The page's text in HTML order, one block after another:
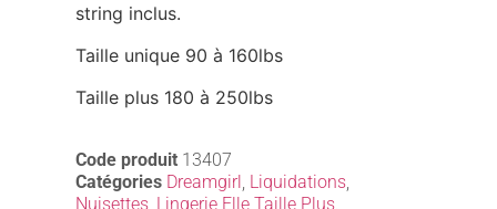
string inclus.
Taille unique 90 à 160lbs
Taille plus 180 à 250lbs
Code produit 13407
Catégories Dreamgirl, Liquidations,
Nuisettes_Lingerie Elle Taille Plus,